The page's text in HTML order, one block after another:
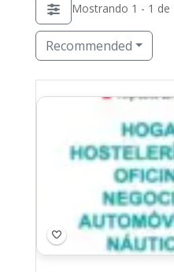
Mostrando 1 - 1 de
Recommended